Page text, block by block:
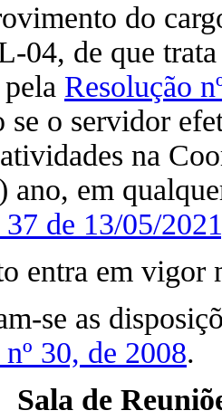
do
04, de que
Resolução
se o servidor
na
ano, em
de 13/05/
entra em vigor
se as
30, de 2008.
Sala de